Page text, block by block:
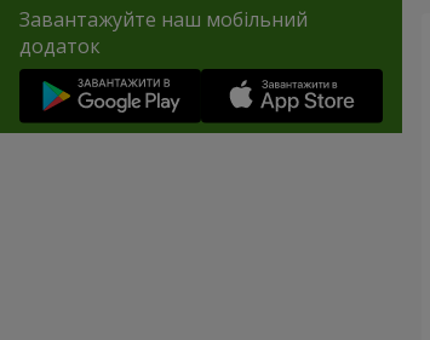
Завантажуйте наш мобільний
додаток